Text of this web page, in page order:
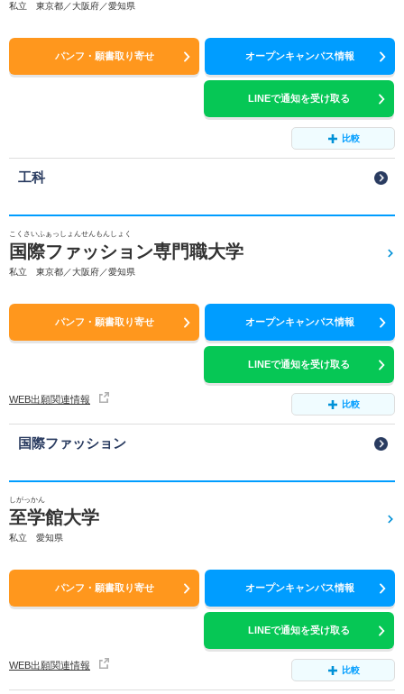
私立 東京都／大阪府／愛知県
パンフ・願書取り寄せ オープンキャンパス情報
LINEで通知を受け取る
比較
工科
こくさいふぁっしょんせんもんしょく
国際ファッション専門職大学
私立 東京都／大阪府／愛知県
パンフ・願書取り寄せ オープンキャンパス情報
LINEで通知を受け取る
WEB出願関連情報 比較
国際ファッション
しがっかん
至学館大学
私立 愛知県
パンフ・願書取り寄せ オープンキャンパス情報
LINEで通知を受け取る
WEB出願関連情報 比較